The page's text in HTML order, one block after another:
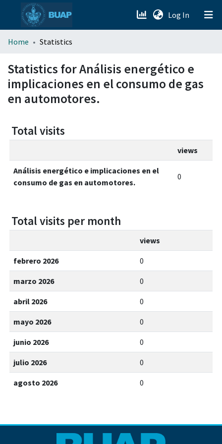
Log In (current)
menu.section.about_menu
All of DSpace
Home Statistics
Statistics for Análisis energético e
implicaciones en el consumo de gas
en automotores.
Total visits
views
Análisis energético e implicaciones en el
consumo de gas en automotores.
0
Total visits per month
views
febrero 2026 0
marzo 2026 0
abril 2026 0
mayo 2026 0
junio 2026 0
julio 2026 0
agosto 2026 0